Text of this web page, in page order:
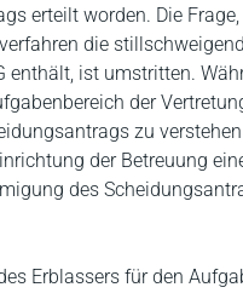
erteilt worden. Die
die
ist umstritten.
der
zu
der Betreuung
des
Erblassers für den